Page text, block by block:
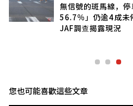
無信號的斑馬線，
56.7％」仍逾4成未
JAF調查揭露現況
您也可能喜歡這些文章